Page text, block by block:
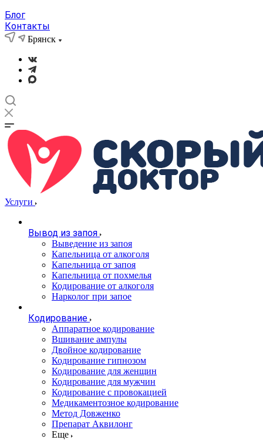
Блог
Контакты
Брянск
Услуги
Вывод из запоя
Выведение из запоя
Капельница от алкоголя
Капельница от запоя
Капельница от похмелья
Кодирование от алкоголя
Нарколог при запое
Кодирование
Аппаратное кодирование
Вшивание ампулы
Двойное кодирование
Кодирование гипнозом
Кодирование для женщин
Кодирование для мужчин
Кодирование с провокацией
Медикаментозное кодирование
Метод Довженко
Препарат Аквилонг
Еще